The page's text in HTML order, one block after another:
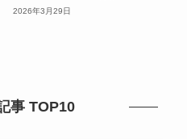
2026年3月29日
事 TOP10